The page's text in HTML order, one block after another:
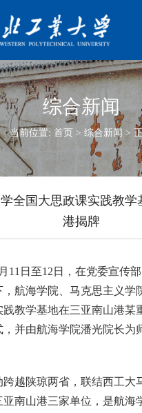
综合新闻
当前位置: 首页 > 综合新闻 >
全国大思政课实践教学
港揭牌
11日至12日，在党委宣传
，航海学院、马克思主义学
践教学基地在三亚南山港某
并由航海学院潘光院长为
跨越陕琼两省，联结西工大
南山港三家单位，是航海